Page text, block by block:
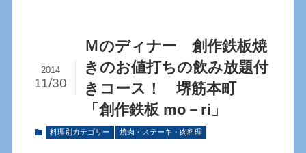
Ｍのディナー 創作鉄板焼
きのお値打ちの飲み放題付
きコース！ 堺筋本町
「創作鉄板 mo－ri」
2014
11/30
料理別カテゴリー 焼肉・ステーキ・肉料理